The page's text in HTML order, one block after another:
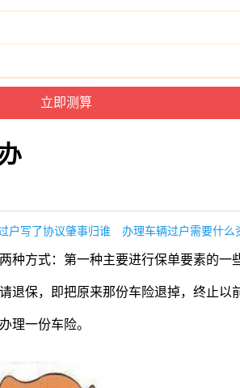
户写了协议肇事归谁 办理车辆过户需要什么
种方式：第一种主要进行保单要素的一
退保，即把原来那份车险退掉，终止以
理一份车险。